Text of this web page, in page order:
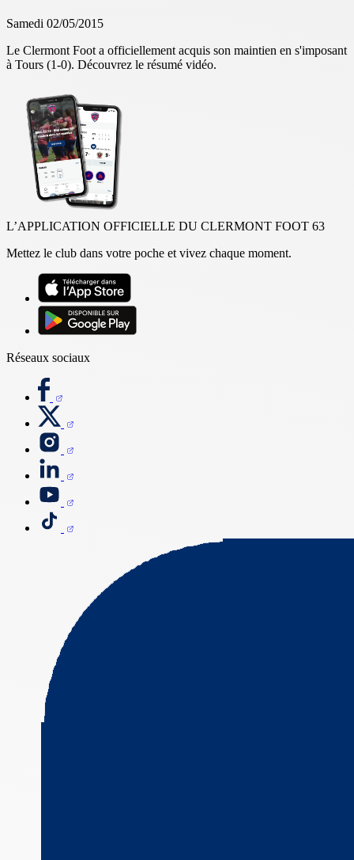
Samedi 02/05/2015
Le Clermont Foot a officiellement acquis son maintien en s'imposant
à Tours (1-0). Découvrez le résumé vidéo.
L’APPLICATION OFFICIELLE DU CLERMONT FOOT 63
Mettez le club dans votre poche et vivez chaque moment.
Réseaux sociaux